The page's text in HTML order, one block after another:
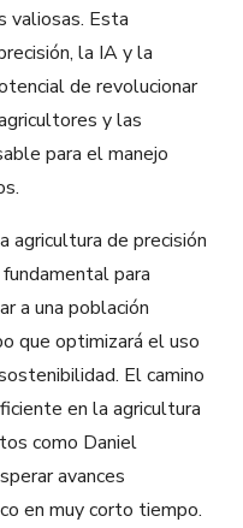
valiosas. Esta
la IA y la
de revolucionar
y las
para el manejo
agricultura de precisión
para
a una población
que optimizará el uso
El camino
en la agricultura
como Daniel
avances
en muy corto tiempo.